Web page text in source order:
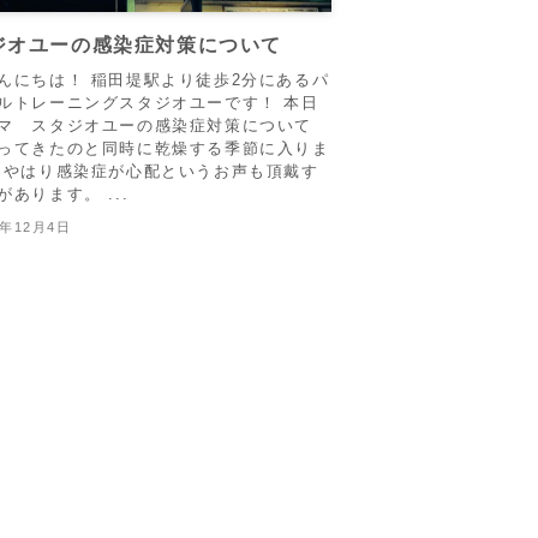
オユーの感染症対策について
にちは！ 稲田堤駅より徒歩2分にあるパ
トレーニングスタジオユーです！ 本日
スタジオユーの感染症対策について
てきたのと同時に乾燥する季節に入りま
はり感染症が心配というお声も頂戴す
あります。 ...
12月4日